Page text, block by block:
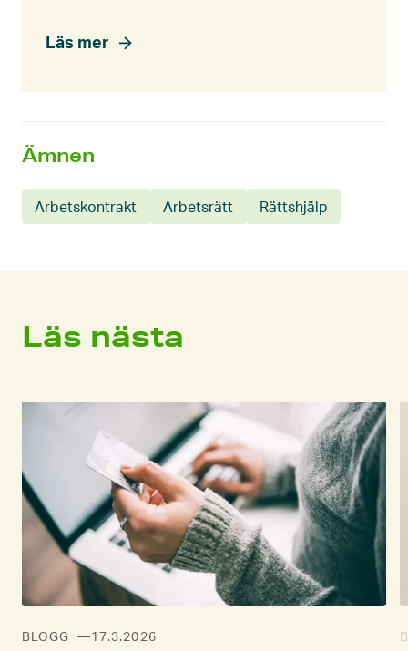
Ämnen
Arbetskontrakt Arbetsrätt Rättshjälp
Läs mer
Läs nästa
BLOGG 17.3.2026